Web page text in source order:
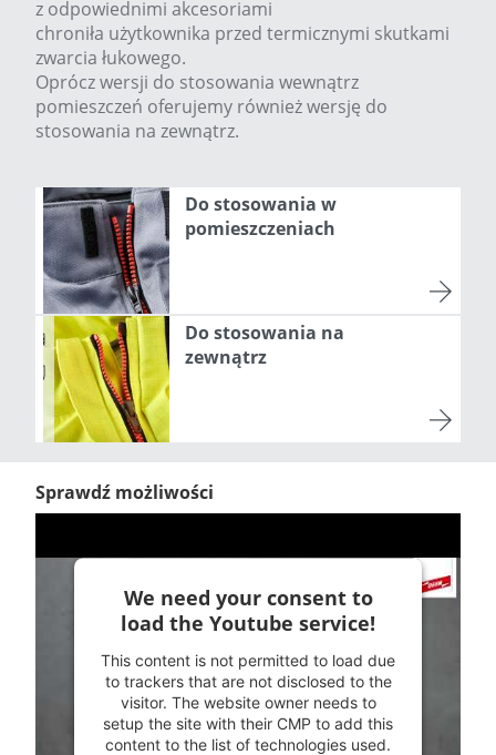
z odpowiednimi akcesoriami
chroniła użytkownika przed termicznymi skutkami
zwarcia łukowego.
Oprócz wersji do stosowania wewnątrz
pomieszczeń oferujemy również wersję do
stosowania na zewnątrz.
Do stosowania w
pomieszczeniach
Do stosowania na
zewnątrz
Sprawdź możliwości
We need your consent to
load the Youtube service!
This content is not permitted to load due
to trackers that are not disclosed to the
visitor. The website owner needs to
setup the site with their CMP to add this
content to the list of technologies used.